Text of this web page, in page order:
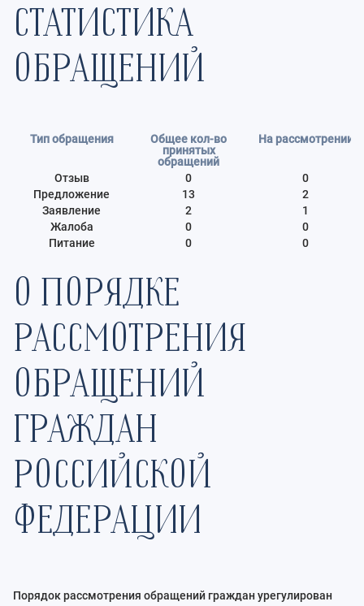
СТАТИСТИКА
ОБРАЩЕНИЙ
Тип обращения
Общее кол-во
принятых
обращений
На рассмотрении
Отзыв 0
0
Предложение
13
2
Заявление
2
1
Жалоба
0
0
Питание
0 0
О ПОРЯДКЕ
РАССМОТРЕНИЯ
ОБРАЩЕНИЙ
ГРАЖДАН
РОССИЙСКОЙ
ФЕДЕРАЦИИ
Порядок рассмотрения обращений граждан урегулирован